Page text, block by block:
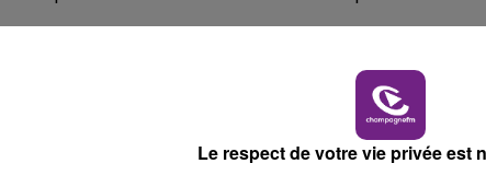
19h00 - 19h15
LA POP MACHINE -
Le respect de votre vie privée est